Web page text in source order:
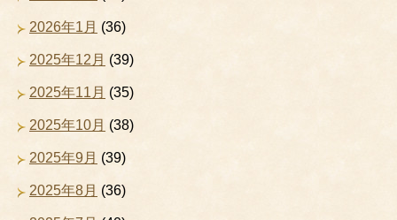
2026年1月 (36)
2025年12月 (39)
2025年11月 (35)
2025年10月 (38)
2025年9月 (39)
2025年8月 (36)